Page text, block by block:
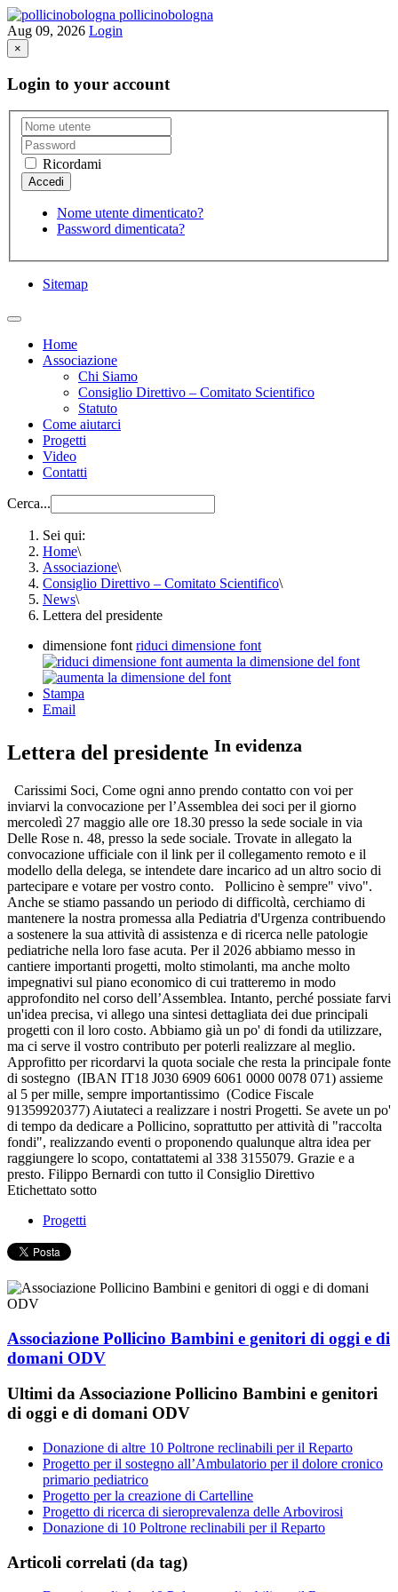
pollicinobologna
Aug 09, 2026 Login
×
Login to your account
Ricordami
Nome utente dimenticato?
Password dimenticata?
Sitemap
Home
Associazione
Chi Siamo
Consiglio Direttivo – Comitato Scientifico
Statuto
Come aiutarci
Progetti
Video
Contatti
Cerca...
Sei qui:
Home\
Associazione\
Consiglio Direttivo – Comitato Scientifico\
News\
Lettera del presidente
dimensione font riduci dimensione font
aumenta la dimensione del font
Stampa
Email
Lettera del presidente In evidenza
Carissimi Soci, Come ogni anno prendo contatto con voi per
inviarvi la convocazione per l’Assemblea dei soci per il giorno
mercoledì 27 maggio alle ore 18.30 presso la sede sociale in via
Delle Rose n. 48, presso la sede sociale. Trovate in allegato la
convocazione ufficiale con il link per il collegamento remoto e il
modello della delega, se intendete dare incarico ad un altro socio di
partecipare e votare per vostro conto. Pollicino è sempre" vivo".
Anche se stiamo passando un periodo di difficoltà, cerchiamo di
mantenere la nostra promessa alla Pediatria d'Urgenza contribuendo
a sostenere la sua attività di assistenza e di ricerca nelle patologie
pediatriche nella loro fase acuta. Per il 2026 abbiamo messo in
cantiere importanti progetti, molto stimolanti, ma anche molto
impegnativi sul piano economico di cui tratteremo in modo
approfondito nel corso dell’Assemblea. Intanto, perché possiate farvi
un'idea precisa, vi allego una sintesi dettagliata dei due principali
progetti con il loro costo. Abbiamo già un po' di fondi da utilizzare,
ma ci serve il vostro contributo per poterli realizzare al meglio.
Approfitto per ricordarvi la quota sociale che resta la principale fonte
di sostegno (IBAN IT18 J030 6909 6061 0000 0078 071) assieme
al 5 per mille, sempre importantissimo (Codice Fiscale
91359920377) Aiutateci a realizzare i nostri Progetti. Se avete un po'
di tempo da dedicare a Pollicino, soprattutto per attività di "raccolta
fondi", realizzando eventi o proponendo qualunque altra idea per
raggiungere lo scopo, contattatemi al 338 3155079. Grazie e a
presto. Filippo Bernardi con tutto il Consiglio Direttivo
Etichettato sotto
Progetti
Associazione Pollicino Bambini e genitori di oggi e di
domani ODV
Ultimi da Associazione Pollicino Bambini e genitori
di oggi e di domani ODV
Donazione di altre 10 Poltrone reclinabili per il Reparto
Progetto per il sostegno all’Ambulatorio per il dolore cronico
primario pediatrico
Progetto per la creazione di Cartelline
Progetto di ricerca di sieroprevalenza delle Arbovirosi
Donazione di 10 Poltrone reclinabili per il Reparto
Articoli correlati (da tag)